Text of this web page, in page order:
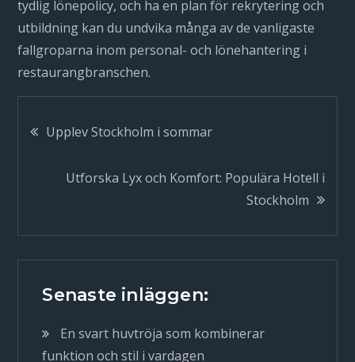
tydlig lönepolicy, och ha en plan för rekrytering och
utbildning kan du undvika många av de vanligaste
fallgroparna inom personal- och lönehantering i
restaurangbranschen.
Inläggsnavigering
Upplev Stockholm i sommar
Utforska Lyx och Komfort: Populära Hotell i
Stockholm
Senaste inläggen:
En svart huvtröja som kombinerar
funktion och stil i vardagen